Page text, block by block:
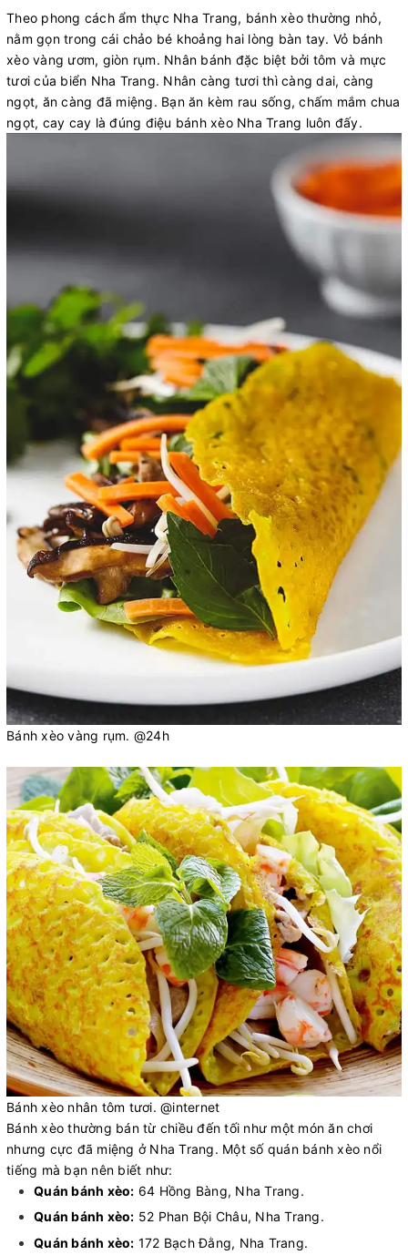
Theo phong cách ẩm thực Nha Trang, bánh xèo thường nhỏ,
nằm gọn trong cái chảo bé khoảng hai lòng bàn tay. Vỏ bánh
xèo vàng ươm, giòn rụm. Nhân bánh đặc biệt bởi tôm và mực
tươi của biển Nha Trang. Nhân càng tươi thì càng dai, càng
ngọt, ăn càng đã miệng. Bạn ăn kèm rau sống, chấm mắm chua
ngọt, cay cay là đúng điệu bánh xèo Nha Trang luôn đấy.
Bánh xèo vàng rụm. @24h
Bánh xèo nhân tôm tươi. @internet
Bánh xèo thường bán từ chiều đến tối như một món ăn chơi
nhưng cực đã miệng ở Nha Trang. Một số quán bánh xèo nổi
tiếng mà bạn nên biết như:
Quán bánh xèo: 64 Hồng Bàng, Nha Trang.
Quán bánh xèo: 52 Phan Bội Châu, Nha Trang.
Quán bánh xèo: 172 Bạch Đằng, Nha Trang.